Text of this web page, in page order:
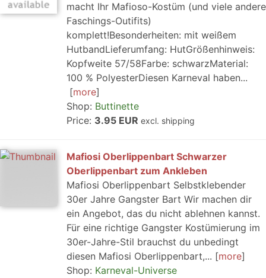
macht Ihr Mafioso-Kostüm (und viele andere
Faschings-Outifits)
komplett!Besonderheiten: mit weißem
HutbandLieferumfang: HutGrößenhinweis:
Kopfweite 57/58Farbe: schwarzMaterial:
100 % PolyesterDiesen Karneval haben...
more
Shop: Buttinette
Price: 3.95 EUR excl. shipping
Mafiosi Oberlippenbart Schwarzer
Oberlippenbart zum Ankleben
Mafiosi Oberlippenbart Selbstklebender
30er Jahre Gangster Bart Wir machen dir
ein Angebot, das du nicht ablehnen kannst.
Für eine richtige Gangster Kostümierung im
30er-Jahre-Stil brauchst du unbedingt
diesen Mafiosi Oberlippenbart,...
more
Shop: Karneval-Universe